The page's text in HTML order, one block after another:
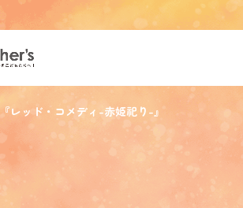
『レッド・コメディ-赤姫祀り-』